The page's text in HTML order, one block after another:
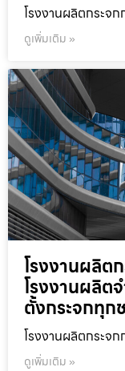
โรงงานผลิตกระจ
ดูเพิ่มเติม »
โรงงานผลิต
โรงงานผลิต
ตั้งกระจกทุก
โรงงานผลิตกระจ
ดูเพิ่มเติม »